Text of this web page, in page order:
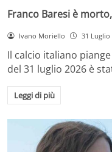
Franco Baresi è
Ivano Moriello 31 Luglio
Il calcio italiano
del 31 luglio 2026 è
Leggi di più